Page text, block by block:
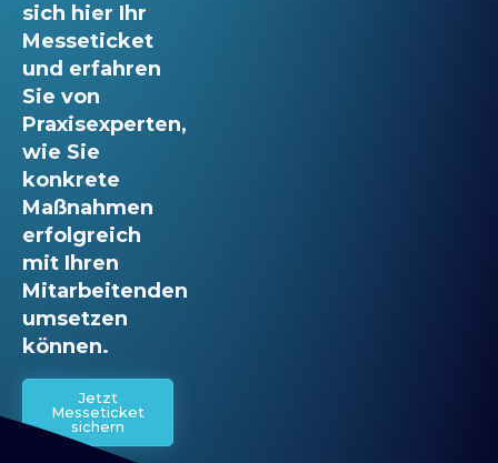
sich hier Ihr
Messeticket
und erfahren
Sie von
Praxisexperten,
wie Sie
konkrete
Maßnahmen
erfolgreich
mit Ihren
Mitarbeitenden
umsetzen
können.
Jetzt
Messeticket
sichern